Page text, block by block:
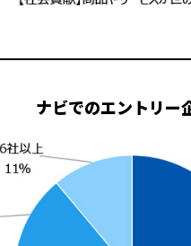
ナビでのエントリー